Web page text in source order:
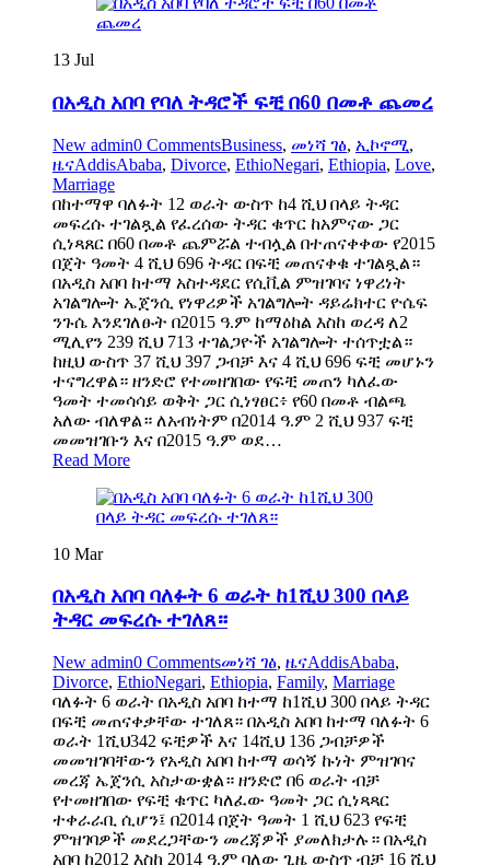
13 Jul
በአዲስ አበባ የባለ ትዳሮች ፍቺ በ60 በመቶ ጨመረ
New admin0 CommentsBusiness, መነሻ ገፅ, ኢኮኖሚ,
ዜናAddisAbaba, Divorce, EthioNegari, Ethiopia, Love,
Marriage
በከተማዋ ባለፉት 12 ወራት ውስጥ ከ4 ሺህ በላይ ትዳር
መፍረሱ ተገልጿል የፈረሰው ትዳር ቁጥር ከአምናው ጋር
ሲነጻጸር በ60 በመቶ ጨምሯል ተብሏል በተጠናቀቀው የ2015
በጀት ዓመት 4 ሺህ 696 ትዳር በፍቺ መጠናቀቁ ተገልጿል።
በአዲስ አበባ ከተማ አስተዳደር የሲቪል ምዝገባና ነዋሪነት
አገልግሎት ኤጀንሲ የነዋሪዎች አገልግሎት ዳይሬክተር ዮሴፍ
ንጉሴ እንደገለፁት በ2015 ዓ.ም ከማዕከል እስከ ወረዳ ለ2
ሚሊየን 239 ሺህ 713 ተገልጋዮች አገልግሎት ተሰጥቷል።
ከዚህ ውስጥ 37 ሺህ 397 ጋብቻ እና 4 ሺህ 696 ፍቺ መሆኑን
ተናግረዋል። ዘንድሮ የተመዘገበው የፍቺ መጠን ካለፈው
ዓመት ተመሳሳይ ወቅት ጋር ሲነፃፀር፥ የ60 በመቶ ብልጫ
አለው ብለዋል። ለአብነትም በ2014 ዓ.ም 2 ሺህ 937 ፍቺ
መመዝገቡን እና በ2015 ዓ.ም ወደ…
Read More
10 Mar
በአዲስ አበባ ባለፉት 6 ወራት ከ1ሺህ 300 በላይ
ትዳር መፍረሱ ተገለጸ።
New admin0 Commentsመነሻ ገፅ, ዜናAddisAbaba,
Divorce, EthioNegari, Ethiopia, Family, Marriage
ባለፉት 6 ወራት በአዲስ አበባ ከተማ ከ1ሺህ 300 በላይ ትዳር
በፍቺ መጠናቀቃቸው ተገለጸ። በአዲስ አበባ ከተማ ባለፉት 6
ወራት 1ሺህ342 ፍቺዎች እና 14ሺህ 136 ጋብቻዎች
መመዝገባቸውን የአዲስ አበባ ከተማ ወሳኝ ኩነት ምዝገባና
መረጃ ኤጀንሲ አስታውቋል። ዘንድሮ በ6 ወራት ብቻ
የተመዘገበው የፍቺ ቁጥር ካለፈው ዓመት ጋር ሲነጻጻር
ተቀራራቢ ሲሆን፤ በ2014 በጀት ዓመት 1 ሺህ 623 የፍቺ
ምዝገባዎች መደረጋቸውን መረጃዎች ያመለክታሉ። በአዲስ
አበባ ከ2012 እስከ 2014 ዓ.ም ባለው ጊዜ ውስጥ ብቻ 16 ሺህ